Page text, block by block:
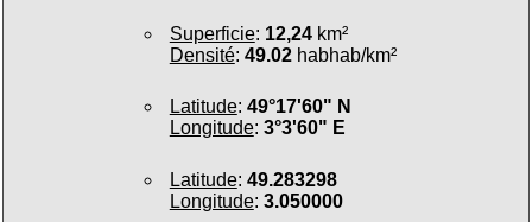
Superficie: 12,24km²
Densité: 49.02habhab/km²
Latitude: 49°17'60" N
Longitude: 3°3'60" E
Latitude: 49.283298
Longitude: 3.050000